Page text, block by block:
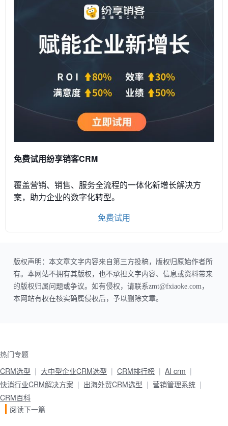
免费试用纷享销客CRM
覆盖营销、销售、服务全流程的一体化新增长解决方
案，助力企业的数字化转型。
免费试用
版权声明：本文章文字内容来自第三方投稿，版权归原始作者所
有。本网站不拥有其版权，也不承担文字内容、信息或资料带来
的版权归属问题或争议。如有侵权，请联系zmt@fxiaoke.com，
本网站有权在核实确属侵权后，予以删除文章。
热门专题
CRM选型
大中型企业CRM选型 CRM排行榜
AI crm
快消行业CRM解决方案
出海外贸CRM选型
营销管理系统
CRM百科
阅读下一篇